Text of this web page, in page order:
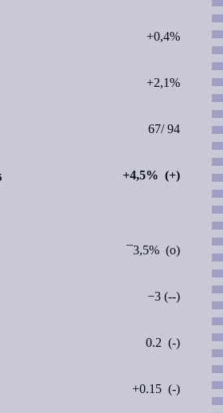
+0,4%
+2,1%
67/ 94
+4,5% (+)
¯3,5% (o)
−3 (--)
0.2 (-)
+0.15 (-)